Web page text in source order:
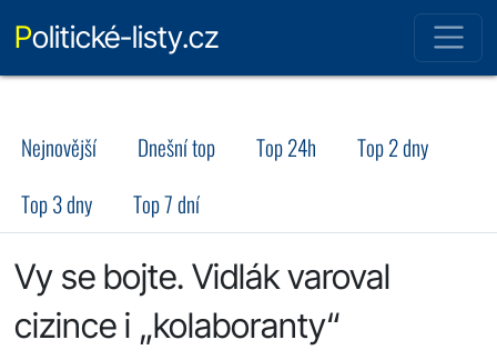
Politické-listy.cz
Nejnovější Dnešní top Top 24h
Top 2 dny
Top 3 dny
Top 7 dní
Vy se bojte. Vidlák varoval
cizince i „kolaboranty“